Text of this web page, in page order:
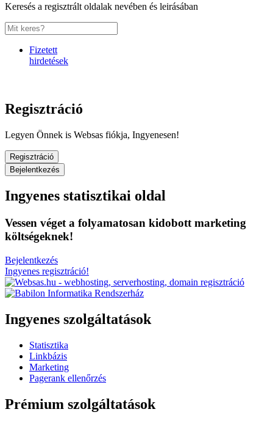
Keresés a regisztrált oldalak nevében és leirásában
Fizetett
hirdetések
Regisztráció
Legyen Önnek is Websas fiókja, Ingyenesen!
Regisztráció
Bejelentkezés
Ingyenes statisztikai oldal
Vessen véget a folyamatosan kidobott marketing
költségeknek!
Bejelentkezés
Ingyenes regisztráció!
Ingyenes szolgáltatások
Statisztika
Linkbázis
Marketing
Pagerank ellenőrzés
Prémium szolgáltatások